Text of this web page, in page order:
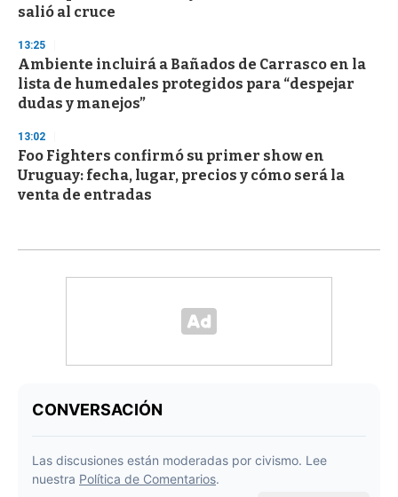
salió al cruce
13:25
Ambiente incluirá a Bañados de Carrasco en la
lista de humedales protegidos para “despejar
dudas y manejos”
13:02
Foo Fighters confirmó su primer show en
Uruguay: fecha, lugar, precios y cómo será la
venta de entradas